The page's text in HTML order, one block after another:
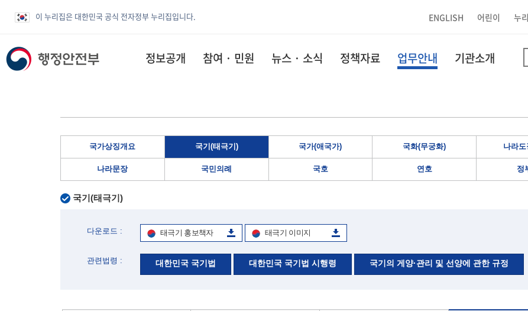
이 누리집은 대한민국 공식 전자정부 누리집입니다. ENGLISH 어린이 누
정보공개 참여 · 민원 뉴스 · 소식 정책자료 업무안내 기관소개
국가상징개요 국기(태극기) 국가(애국가) 국화(무궁화) 나라
나라문장 국민의례 국호 연호 정
국기(태극기)
다운로드 : 태극기 홍보책자 태극기 이미지
관련법령 : 대한민국 국기법 대한민국 국기법 시행령 국기의 게양·관리 및 선양에 관한 규정